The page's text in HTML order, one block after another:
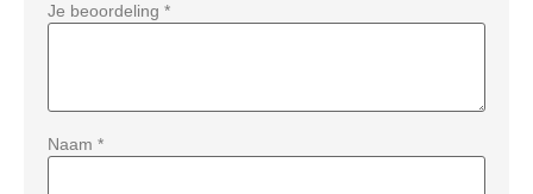
Je beoordeling *
Naam *